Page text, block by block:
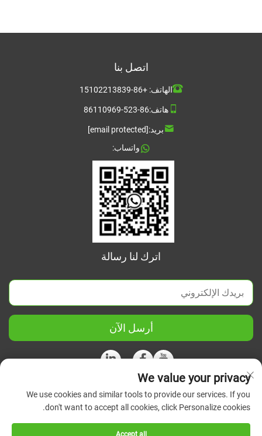
اتصل بنا
الهاتف:+86-15102213839
هاتف:86-523-86110969
بريد:[email protected]
واتساب:
اترك لنا رسالة
أرسل الآن
حقوق الطبع والنشر © 2026 شركة جيانغسو الصينية المتحدة للعلوم
والأجهزة الدقيقة المحدودة. جميع الحقوق محفوظة.
الخصوصية
We value your privacy
We use cookies and similar tools to provide our services. If you
don't want to accept all cookies, click Personalize cookies.
Accept all